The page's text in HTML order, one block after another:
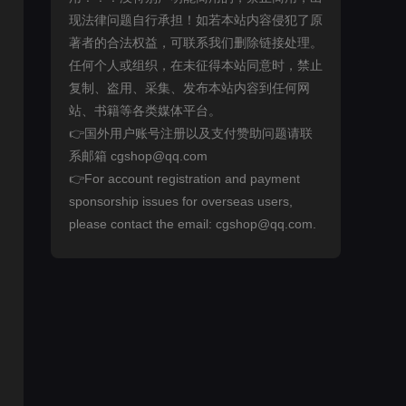
现法律问题自行承担！如若本站内容侵犯了原
著者的合法权益，可联系我们删除链接处理。
任何个人或组织，在未征得本站同意时，禁止
复制、盗用、采集、发布本站内容到任何网
站、书籍等各类媒体平台。
👉国外用户账号注册以及支付赞助问题请联
系邮箱 cgshop@qq.com
👉For account registration and payment
sponsorship issues for overseas users,
please contact the email: cgshop@qq.com.